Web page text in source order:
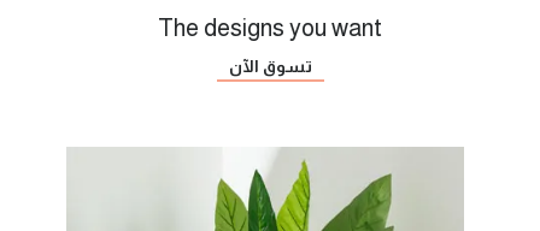
The designs you want
تسوق الآن